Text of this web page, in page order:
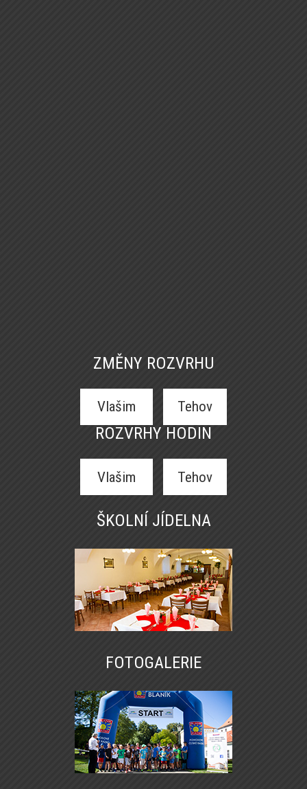
ZMĚNY ROZVRHU
Vlašim Tehov
ROZVRHY HODIN
Vlašim Tehov
ŠKOLNÍ JÍDELNA
FOTOGALERIE